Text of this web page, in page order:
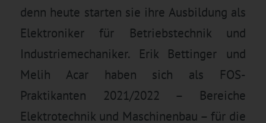
denn heute starten sie ihre Ausbildung als
Elektroniker für Betriebstechnik und
Industriemechaniker. Erik Bettinger und
Melih Acar haben sich als FOS-
Praktikanten 2021/2022 – Bereiche
Elektrotechnik und Maschinenbau – für die